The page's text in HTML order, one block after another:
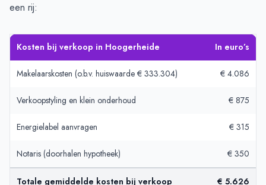
een rij:
Kosten bij verkoop in Hoogerheide In euro’s
Makelaarskosten (o.b.v. huiswaarde € 333.304) € 4.086
Verkoopstyling en klein onderhoud € 875
Energielabel aanvragen € 315
Notaris (doorhalen hypotheek) € 350
Totale gemiddelde kosten bij verkoop € 5.626